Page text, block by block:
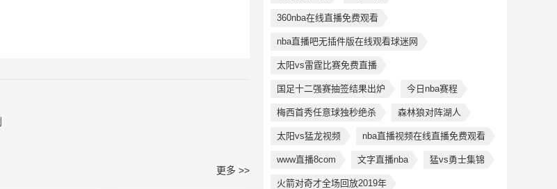
更多 >>
360nba在线直播免费观看
nba直播吧无插件版在线观看球迷网
太阳vs雷霆比赛免费直播
国足十二强赛抽签结果出炉 今日nba赛程
梅西首秀任意球独秒绝杀 森林狼对阵湖人
太阳vs猛龙视频 nba直播视频在线直播免费观看
www直播8com 文字直播nba 猛vs勇士集锦
火箭对奇才全场回放2019年